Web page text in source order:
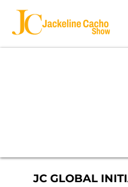
JC GLOBAL